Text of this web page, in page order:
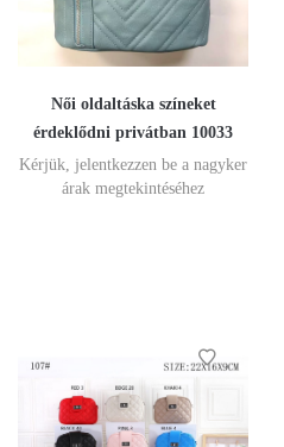
Női oldaltáska színeket
érdeklődni privátban 10033
Kérjük, jelentkezzen be a nagyker
árak megtekintéséhez